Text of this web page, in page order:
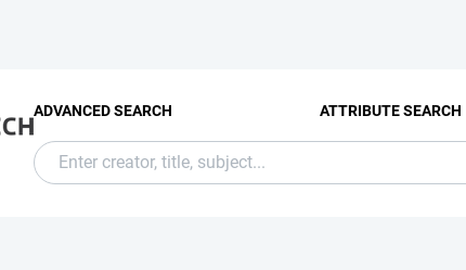
ADVANCED SEARCH ATTRIBUTE SEARCH